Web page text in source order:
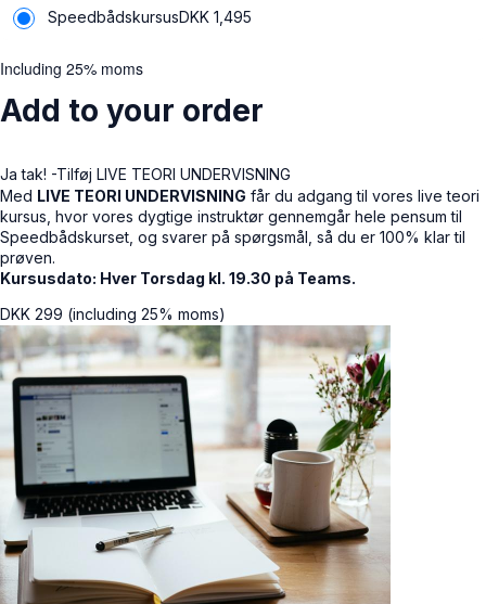
SpeedbådskursusDKK 1,495
Including 25% moms
Add to your order
Ja tak! -Tilføj LIVE TEORI UNDERVISNING
Med LIVE TEORI UNDERVISNING får du adgang til vores live teori
kursus, hvor vores dygtige instruktør gennemgår hele pensum til
Speedbådskurset, og svarer på spørgsmål, så du er 100% klar til
prøven.
Kursusdato: Hver Torsdag kl. 19.30 på Teams.
DKK 299 (including 25% moms)